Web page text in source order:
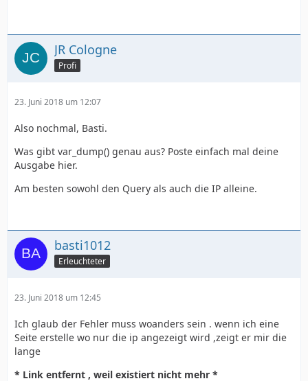
JR Cologne
Profi
23. Juni 2018 um 12:07
Also nochmal, Basti.
Was gibt var_dump() genau aus? Poste einfach mal deine
Ausgabe hier.
Am besten sowohl den Query als auch die IP alleine.
basti1012
Erleuchteter
23. Juni 2018 um 12:45
Ich glaub der Fehler muss woanders sein . wenn ich eine
Seite erstelle wo nur die ip angezeigt wird ,zeigt er mir die
lange
* Link entfernt , weil existiert nicht mehr *